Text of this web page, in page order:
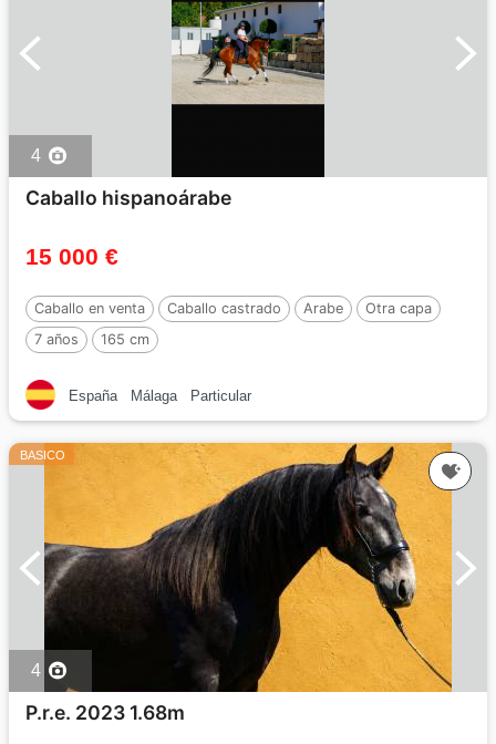
4
Caballo hispanoárabe
15 000 €
Caballo en venta Caballo castrado Arabe
Otra capa
7 años
165 cm
España Málaga Particular
BASICO
4
P.r.e. 2023 1.68m